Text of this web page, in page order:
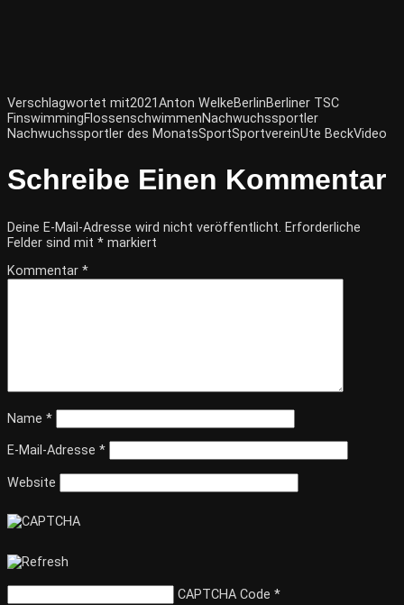
Verschlagwortet mit2021Anton WelkeBerlinBerliner TSC
FinswimmingFlossenschwimmenNachwuchssportler
Nachwuchssportler des MonatsSportSportvereinUte BeckVideo
Schreibe Einen Kommentar
Deine E-Mail-Adresse wird nicht veröffentlicht. Erforderliche
Felder sind mit * markiert
Kommentar *
Name *
E-Mail-Adresse *
Website
CAPTCHA Code *